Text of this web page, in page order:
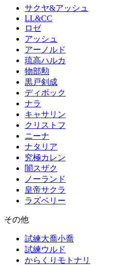
サクヤ&アッシュ
LL&CC
ロゼ
アッシュ
アーノルド
琉高ハルカ
物部勲
黒戸剣成
ディボック
ナラ
キャサリン
クリストフ
ニーナ
ナタリア
究極カレン
闇スザク
ノーランド
皇帝サクラ
ラズベリー
その他
試練大喬小喬
試練ウルド
からくりモトナリ